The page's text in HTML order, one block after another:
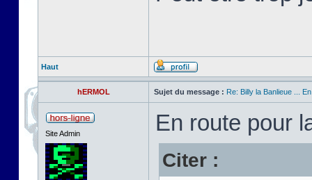
Haut
hERMOL Sujet du message : Re: Billy la Banlieue ...
Site Admin En route pour
Citer :